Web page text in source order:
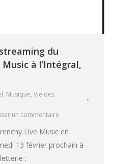
du
à l’Intégral,
, Musique, Vie des
un commentaire
Live Music en
13 février prochain à
: